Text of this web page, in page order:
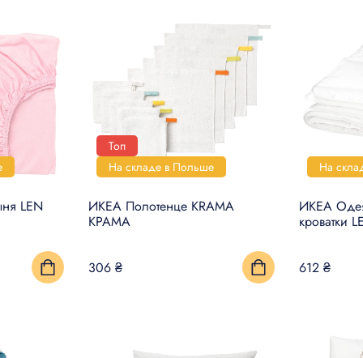
LEN
Топ
На складе в Польше
ИКЕА Полотенце KRAMA
КРАМА
306 ₴
На
ИКЕА
кроватки
612 ₴